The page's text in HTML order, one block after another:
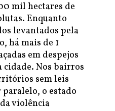
mil hectares de
Enquanto
levantados pela
há mais de 1
em despejos
cidade. Nos bairros
sem leis
o estado
violência